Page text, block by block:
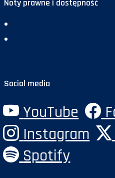
Noty prawne i dostępność
Social media
YouTube
Instagram
Spotify